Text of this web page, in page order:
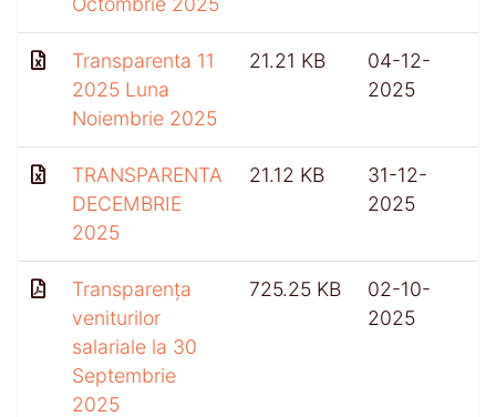
Transparenta 11
2025 Luna
Noiembrie 2025
21.21 KB
04-12-
2025
TRANSPARENTA
DECEMBRIE
2025
21.12 KB
31-12-
2025
Transparența
veniturilor
salariale la 30
Septembrie
2025
725.25 KB
02-10-
2025